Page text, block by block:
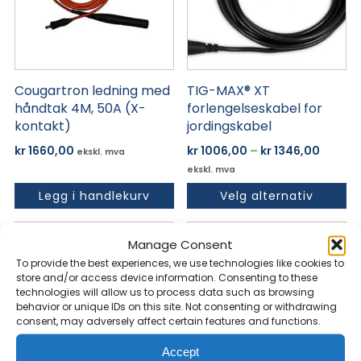
Manage Consent
To provide the best experiences, we use technologies like cookies to
store and/or access device information. Consenting to these
technologies will allow us to process data such as browsing
behavior or unique IDs on this site. Not consenting or withdrawing
consent, may adversely affect certain features and functions.
Accept
Cougartron ledning med
håndtak 4M, 50A (X-
kontakt)
kr1660,00 ekskl. mva
Legg i handlekurv
TIG-MAX® XT
forlengelseskabel for
jordingskabel
kr1006,00 – kr1346,00
til
ekskl. mva
Velg alternativ
Alternativene
kan
velges
på
produktsiden
har
flere
varianter.
Alternativene
produktet
har
flere
varianter.
Alternativene
kan